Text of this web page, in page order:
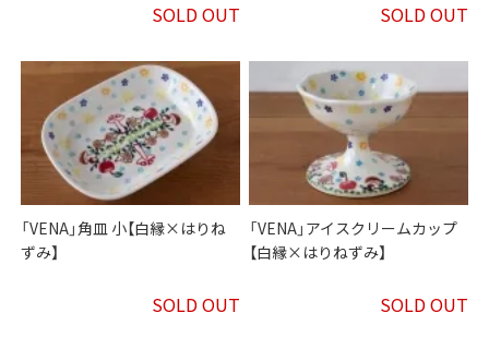
SOLD OUT SOLD OUT
「VENA」角皿 小【白縁×はりね
ずみ】
SOLD OUT
「VENA」アイスクリームカップ
【白縁×はりねずみ】
SOLD OUT